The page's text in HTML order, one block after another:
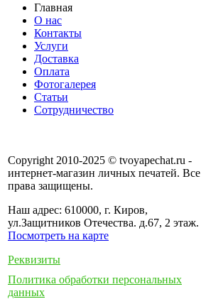
Главная
О нас
Контакты
Услуги
Доставка
Оплата
Фотогалерея
Статьи
Сотрудничество
Copyright 2010-2025 © tvoyapechat.ru -
интернет-магазин личных печатей. Все
права защищены.
Наш адрес: 610000, г. Киров,
ул.Защитников Отечества. д.67, 2 этаж.
Посмотреть на карте
Реквизиты
Политика обработки персональных
данных